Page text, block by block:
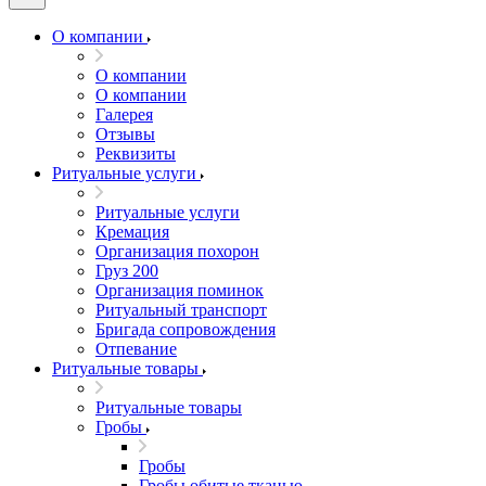
О компании
О компании
О компании
Галерея
Отзывы
Реквизиты
Ритуальные услуги
Ритуальные услуги
Кремация
Организация похорон
Груз 200
Организация поминок
Ритуальный транспорт
Бригада сопровождения
Отпевание
Ритуальные товары
Ритуальные товары
Гробы
Гробы